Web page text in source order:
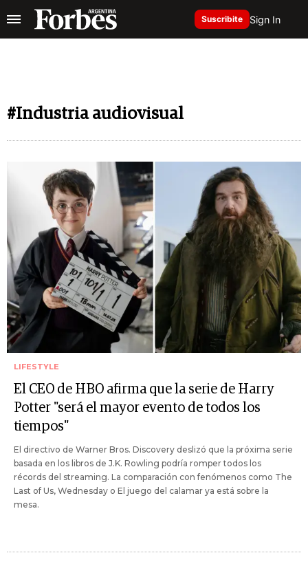
Suscribite Sign In
#Industria audiovisual
LIFESTYLE
El CEO de HBO afirma que la serie de Harry
Potter "será el mayor evento de todos los
tiempos"
El directivo de Warner Bros. Discovery deslizó que la próxima serie
basada en los libros de J.K. Rowling podría romper todos los
récords del streaming. La comparación con fenómenos como The
Last of Us, Wednesday o El juego del calamar ya está sobre la
mesa.